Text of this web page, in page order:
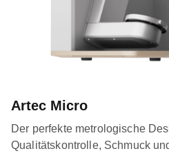
Artec Micro
Der perfekte metrologische
Qualitätskontrolle, Schmuck